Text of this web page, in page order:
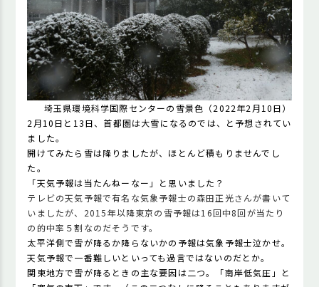
埼玉県環境科学国際センターの雪景色（2022年2月10日）
2月10日と13日、首都圏は大雪になるのでは、と予想されてい
ました。
開けてみたら雪は降りましたが、ほとんど積もりませんでし
た。
「天気予報は当たんねーなー」と思いました？
テレビの天気予報で有名な気象予報士の森田正光さんが書いて
いましたが、2015年以降東京の雪予報は16回中8回が当たり
の的中率５割なのだそうです。
太平洋側で雪が降るか降らないかの予報は気象予報士泣かせ。
天気予報で一番難しいといっても過言ではないのだとか。
関東地方で雪が降るときの主な要因は二つ。「南岸低気圧」と